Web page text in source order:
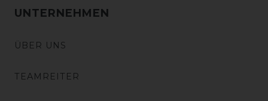
UNTERNEHMEN
ÜBER UNS
TEAMREITER